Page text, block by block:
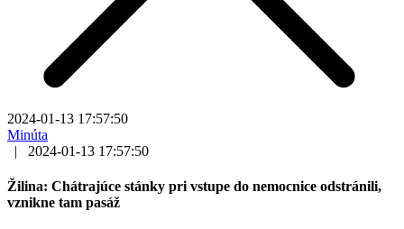
2024-01-13 17:57:50
Minúta
|
2024-01-13 17:57:50
Žilina: Chátrajúce stánky pri vstupe do nemocnice odstránili,
vznikne tam pasáž